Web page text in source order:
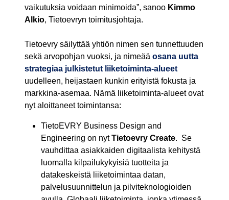
vaikutuksia voidaan minimoida”, sanoo Kimmo
Alkio, Tietoevryn toimitusjohtaja.
Tietoevry säilyttää yhtiön nimen sen tunnettuuden
sekä arvopohjan vuoksi, ja nimeää osana uutta
strategiaa julkistetut liiketoiminta-alueet
uudelleen, heijastaen kunkin erityistä fokusta ja
markkina-asemaa. Nämä liiketoiminta-alueet ovat
nyt aloittaneet toimintansa:
TietoEVRY Business Design and
Engineering on nytTietoevry Create. Se
vauhdittaa asiakkaiden digitaalista kehitystä
luomalla kilpailukykyisiä tuotteita ja
datakeskeistä liiketoimintaa datan,
palvelusuunnittelun ja pilviteknologioiden